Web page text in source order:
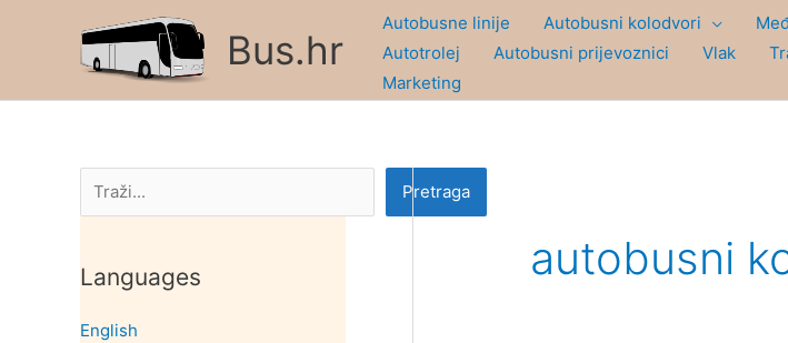
Bus.hr
Autobusne linije Autobusni kolodvori
Autotrolej
Autobusni prijevoznici Vlak
Marketing
Pretraga Pretraga
Languages
English
autobusni